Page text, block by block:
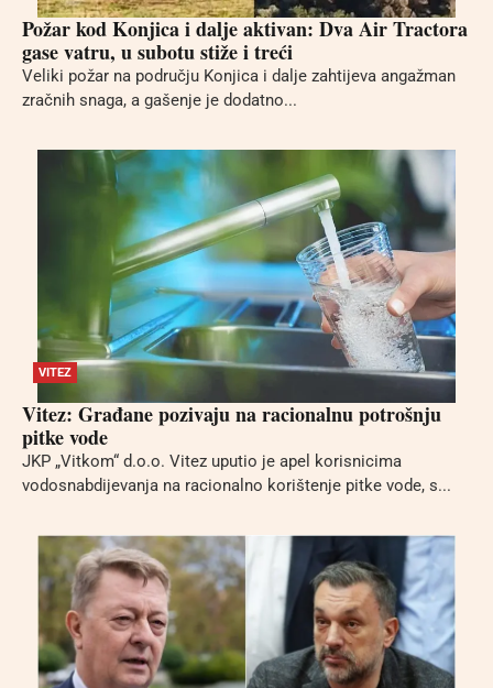
Požar kod Konjica i dalje aktivan: Dva Air Tractora
gase vatru, u subotu stiže i treći
Veliki požar na području Konjica i dalje zahtijeva angažman
zračnih snaga, a gašenje je dodatno...
VITEZ
Vitez: Građane pozivaju na racionalnu potrošnju
pitke vode
JKP „Vitkom“ d.o.o. Vitez uputio je apel korisnicima
vodosnabdijevanja na racionalno korištenje pitke vode, s...